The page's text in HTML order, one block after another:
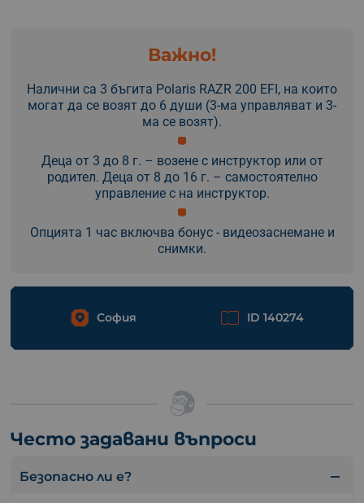
Важно!
Налични са 3 бъгита Polaris RAZR 200 EFI, на които
могат да се возят до 6 души (3-ма управляват и 3-
ма се возят).
Деца от 3 до 8 г. – возене с инструктор или от
родител. Деца от 8 до 16 г. – самостоятелно
управление с на инструктор.
Опцията 1 час включва бонус - видеозаснемане и
снимки.
София ID 140274
Често задавани въпроси
Безопасно ли е?